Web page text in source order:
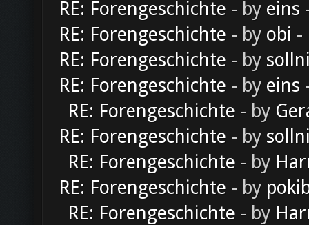
RE: Forengeschichte - by eins
RE: Forengeschichte - by obi -
RE: Forengeschichte - by
RE: Forengeschichte - by eins
RE: Forengeschichte - by
RE: Forengeschichte - by
RE: Forengeschichte - by
RE: Forengeschichte - by
RE: Forengeschichte - by